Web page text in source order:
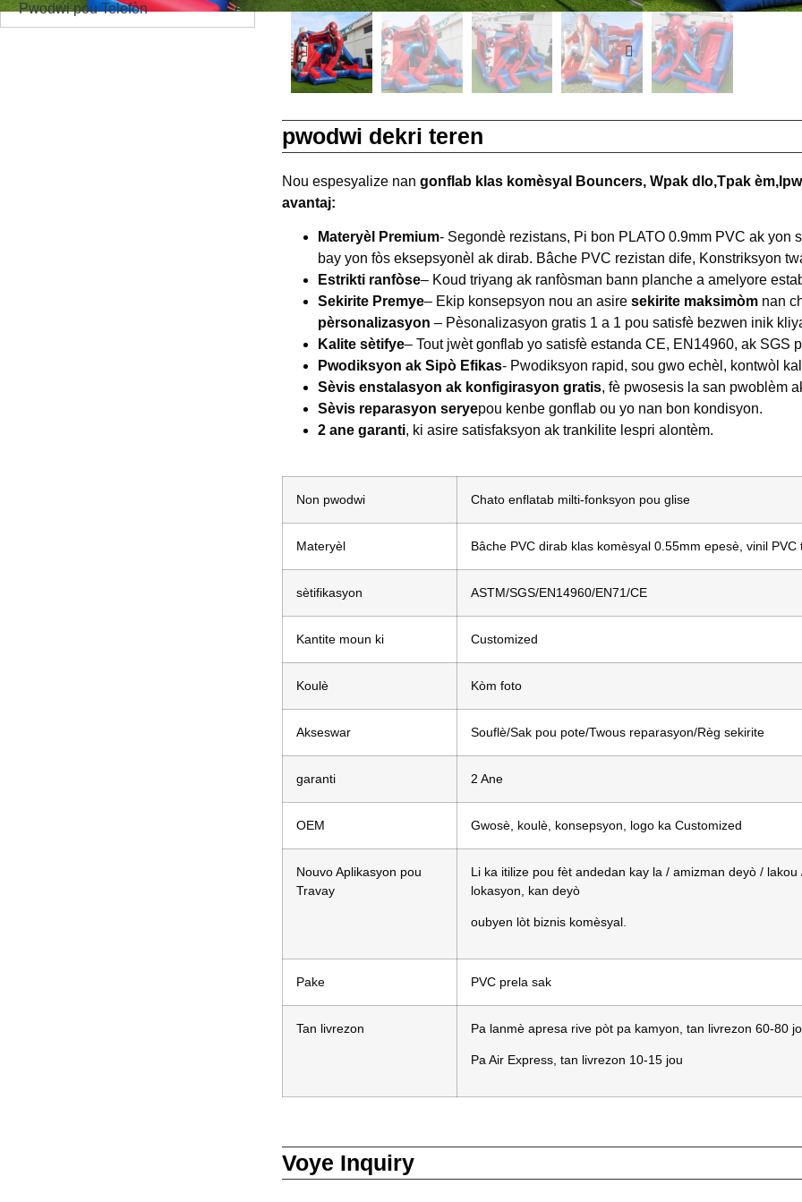
Pwodwi pou Telefòn
pwodwi dekri teren
Nou espesyalize nan gonflab klas komèsyal Bouncers, Wpak dlo,Tpak èm,
avantaj:
Materyèl Premium- Segondè rezistans, Pi bon PLATO 0.9mm PVC ak yon
bay yon fòs eksepsyonèl ak dirab. Bâche PVC rezistan dife, Konstriksyon
Estrikti ranfòse– Koud triyang ak ranfòsman bann planche a amelyore
Sekirite Premye– Ekip konsepsyon nou an asire sekirite maksimòm nan
pèrsonalizasyon – Pèsonalizasyon gratis 1 a 1 pou satisfè bezwen inik
Kalite sètifye– Tout jwèt gonflab yo satisfè estanda CE, EN14960, ak SGS
Pwodiksyon ak Sipò Efikas- Pwodiksyon rapid, sou gwo echèl, kontwòl
Sèvis enstalasyon ak konfigirasyon gratis, fè pwosesis la san pwoblèm
Sèvis reparasyon seryepou kenbe gonflab ou yo nan bon kondisyon.
2 ane garanti, ki asire satisfaksyon ak trankilite lespri alontèm.
Non pwodwi Chato enflatab milti-fonksyon pou glise
Materyèl Bâche PVC dirab klas komèsyal 0.55mm epesè, vinil PVC
sètifikasyon ASTM/SGS/EN14960/EN71/CE
Kantite moun ki Customized
Koulè Kòm foto
Akseswar Souflè/Sak pou pote/Twous reparasyon/Règ sekirite
garanti 2 Ane
OEM Gwosè, koulè, konsepsyon, logo ka Customized
Nouvo Aplikasyon pou
Travay
Li ka itilize pou fèt andedan kay la / amizman deyò /
lokasyon, kan deyò
oubyen lòt biznis komèsyal.
Pake PVC prela sak
Tan livrezon Pa lanmè apresa rive pòt pa kamyon, tan livrezon 60-80
Pa Air Express, tan livrezon 10-15 jou
Voye Inquiry